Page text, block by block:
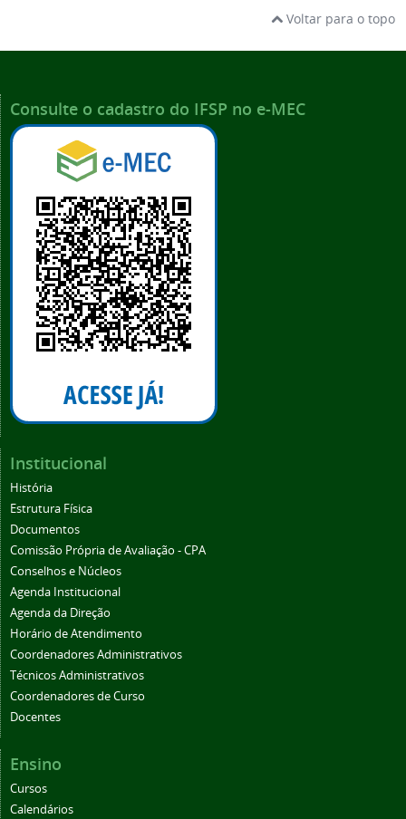
Voltar para o topo
Consulte o cadastro do IFSP no e-MEC
Institucional
História
Estrutura Física
Documentos
Comissão Própria de Avaliação - CPA
Conselhos e Núcleos
Agenda Institucional
Agenda da Direção
Horário de Atendimento
Coordenadores Administrativos
Técnicos Administrativos
Coordenadores de Curso
Docentes
Ensino
Cursos
Calendários